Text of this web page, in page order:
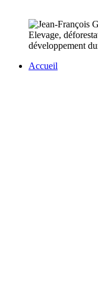
Elevage,
développement
Accueil